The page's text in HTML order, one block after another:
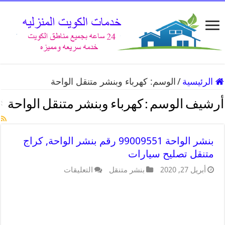
الرئيسية / الوسم:كهرباء وبنشر متنقل الواحة
أرشيف الوسم : كهرباء وبنشر متنقل الواحة
بنشر الواحة 99009551 رقم بنشر الواحة, كراج
متنقل تصليح سيارات
أبريل 27, 2020 بنشر متنقل التعليقات